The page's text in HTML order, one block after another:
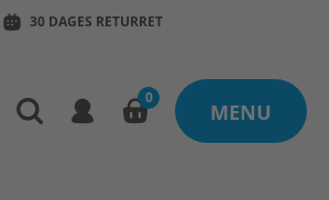
30 DAGES RETURRET
0
MENU